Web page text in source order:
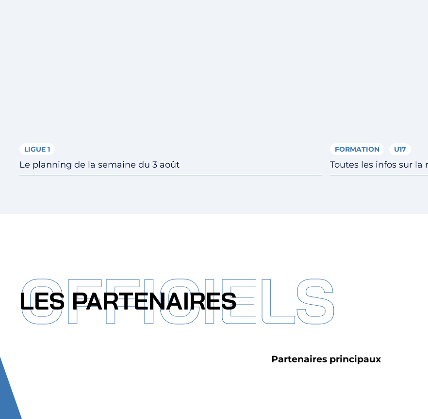
LIGUE 1
Le planning de la semaine du 3 août
FORMATION U17
Toutes les infos sur la
OFFICIELS
LES PARTENAIRES
Partenaires principaux